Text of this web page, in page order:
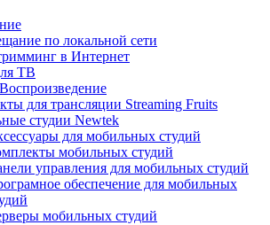
по локальной сети
в Интернет
ТВ
для трансляции Streaming Fruits
студии Newtek
для мобильных студий
мобильных студий
управления для мобильных студий
обеспечение для мобильных
мобильных студий